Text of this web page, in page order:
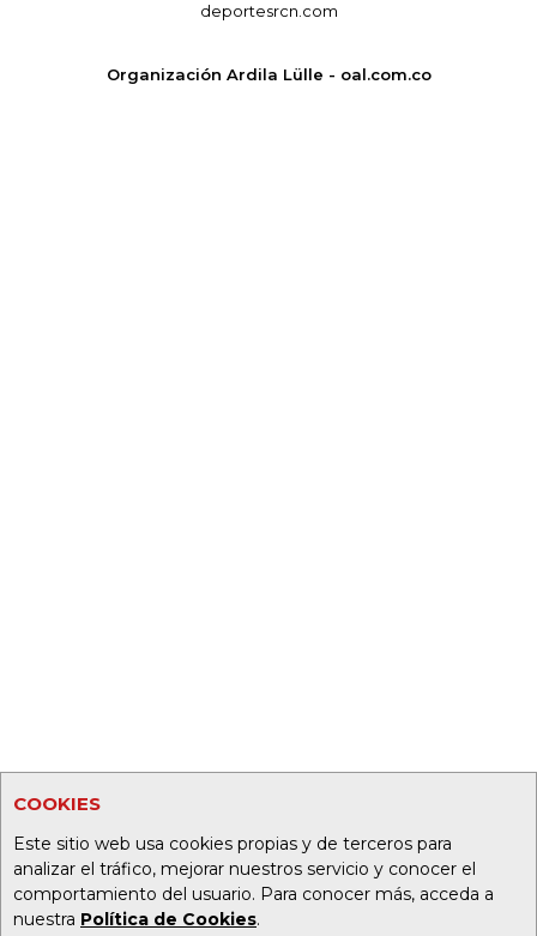
COOKIES
Este sitio web usa cookies propias y de terceros para
analizar el tráfico, mejorar nuestros servicio y conocer el
comportamiento del usuario. Para conocer más, acceda a
nuestra Política de Cookies.
deportesrcn.com
Organización Ardila Lülle - oal.com.co